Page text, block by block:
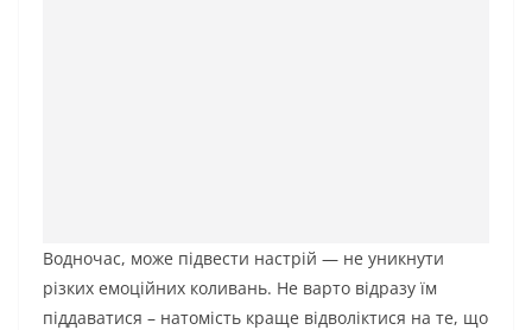
Водночас, може підвести настрій — не уникнути
різких емоційних коливань. Не варто відразу їм
піддаватися – натомість краще відволіктися на те, що